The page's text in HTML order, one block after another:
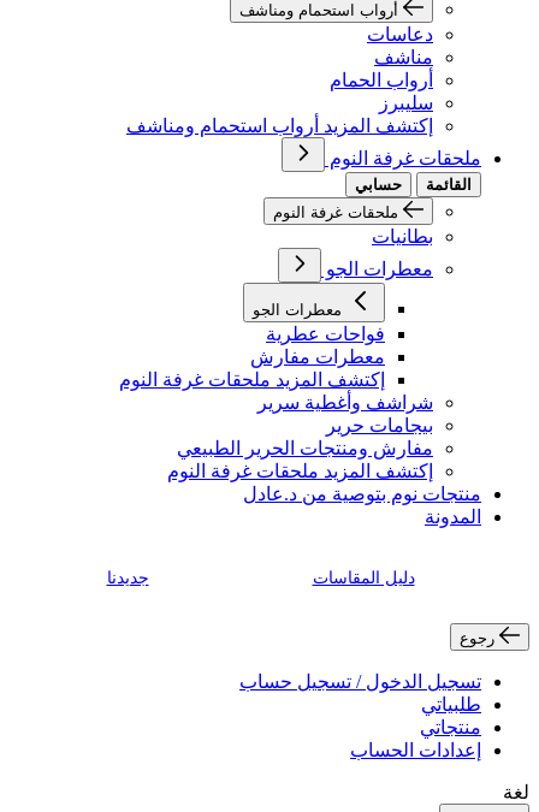
أرواب استحمام ومناشف
دعاسات
مناشف
أرواب الحمام
سليبرز
إكتشف المزيد أرواب استحمام ومناشف
ملحقات غرفة النوم
القائمة
حسابي
ملحقات غرفة النوم
بطانيات
معطرات الجو
معطرات الجو
فواحات عطرية
معطرات مفارش
إكتشف المزيد ملحقات غرفة النوم
شراشف وأغطية سرير
بيجامات حرير
مفارش ومنتجات الحرير الطبيعي
إكتشف المزيد ملحقات غرفة النوم
منتجات نوم بتوصية من د.عادل
المدونة
دليل المقاسات جديدنا
رجوع
تسجيل الدخول / تسجيل حساب
طلبياتي
منتجاتي
إعدادات الحساب
لغة